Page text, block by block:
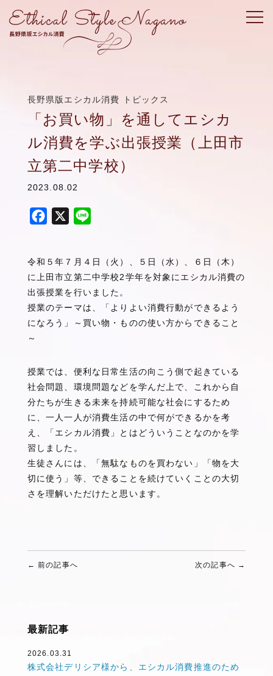
長野県版エシカル消費 トピックス
「お買い物」を通してエシカ
ル消費を学ぶ出張授業（上田市
立第二中学校）
2023.08.02
e
b
o
X
e
令和５年７月４日（火）、５日（水）、６日（木）
に上田市立第二中学校2学年を対象にエシカル消費の
出張授業を行いました。
授業のテーマは、「よりよい消費行動ができるよう
になろう」～買い物・ものの使い方からできること
～
授業では、便利な日常生活の向こう側で起きている
社会問題、環境問題などを学んだ上で、これから自
分たちが生きる未来を持続可能な社会にするため
に、一人一人が消費生活の中で何ができるかを考
え、「エシカル消費」とはどういうことなのかを学
習しました。
生徒さんには、「無駄なものを買わない」「物を大
切に使う」等、できることを続けていくことの大切
さを理解いただけたと思います。
← 前の記事へ 次の記事へ →
最新記事
2026.03.31
株式会社デリシア様から、エシカル消費推進のため